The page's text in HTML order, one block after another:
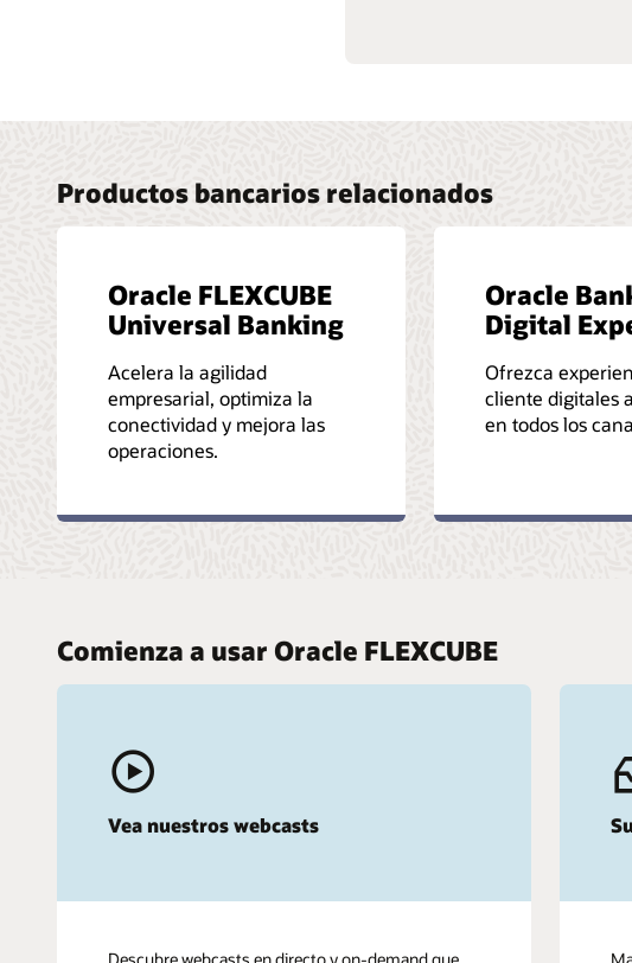
Productos bancarios relacionados
Oracle FLEXCUBE
Universal Banking
Acelera la agilidad
empresarial, optimiza la
conectividad y mejora las
operaciones.
Oracle
Digital
Ofrezca
cliente digitales
en todos los
Comienza a usar Oracle FLEXCUBE
Vea nuestros webcasts